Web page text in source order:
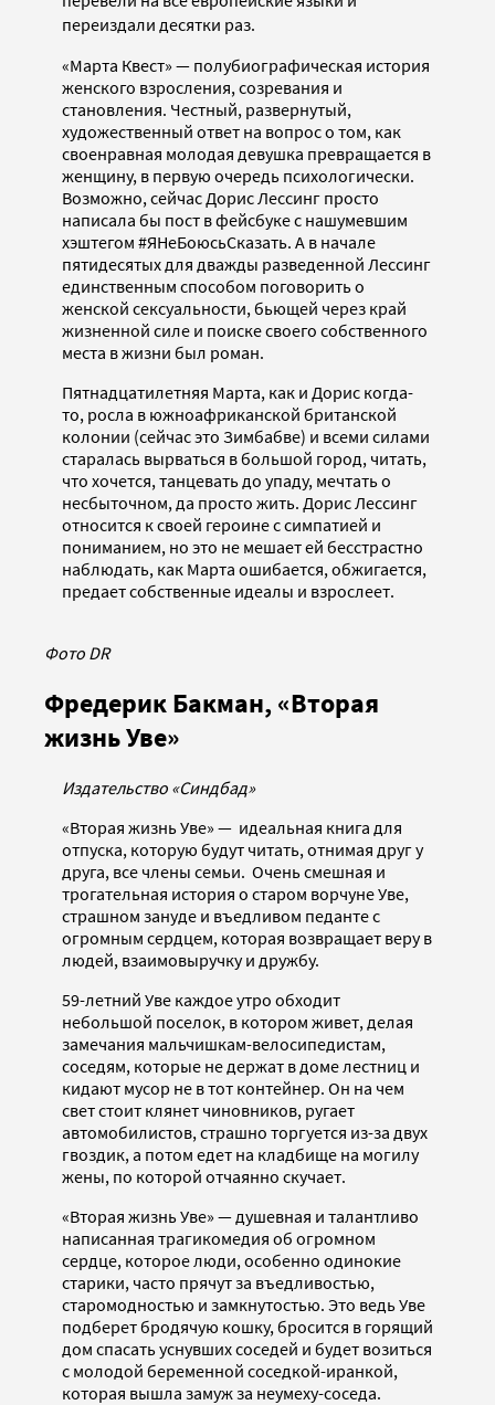
переиздали десятки раз.
«Марта Квест» — полубиографическая история
женского взросления, созревания и
становления. Честный, развернутый,
художественный ответ на вопрос о том, как
своенравная молодая девушка превращается в
женщину, в первую очередь психологически.
Возможно, сейчас Дорис Лессинг просто
написала бы пост в фейсбуке с нашумевшим
хэштегом #ЯНеБоюсьСказать. А в начале
пятидесятых для дважды разведенной Лессинг
единственным способом поговорить о
женской сексуальности, бьющей через край
жизненной силе и поиске своего собственного
места в жизни был роман.
Пятнадцатилетняя Марта, как и Дорис когда-
то, росла в южноафриканской британской
колонии (сейчас это Зимбабве) и всеми силами
старалась вырваться в большой город, читать,
что хочется, танцевать до упаду, мечтать о
несбыточном, да просто жить. Дорис Лессинг
относится к своей героине с симпатией и
пониманием, но это не мешает ей бесстрастно
наблюдать, как Марта ошибается, обжигается,
предает собственные идеалы и взрослеет.
Фото DR
Фредерик Бакман, «Вторая
жизнь Уве»
Издательство «Синдбад»
«Вторая жизнь Уве» — идеальная книга для
отпуска, которую будут читать, отнимая друг у
друга, все члены семьи. Очень смешная и
трогательная история о старом ворчуне Уве,
страшном зануде и въедливом педанте с
огромным сердцем, которая возвращает веру в
людей, взаимовыручку и дружбу.
59-летний Уве каждое утро обходит
небольшой поселок, в котором живет, делая
замечания мальчишкам-велосипедистам,
соседям, которые не держат в доме лестниц и
кидают мусор не в тот контейнер. Он на чем
свет стоит клянет чиновников, ругает
автомобилистов, страшно торгуется из-за двух
гвоздик, а потом едет на кладбище на могилу
жены, по которой отчаянно скучает.
«Вторая жизнь Уве» — душевная и талантливо
написанная трагикомедия об огромном
сердце, которое люди, особенно одинокие
старики, часто прячут за въедливостью,
старомодностью и замкнутостью. Это ведь Уве
подберет бродячую кошку, бросится в горящий
дом спасать уснувших соседей и будет возиться
с молодой беременной соседкой-иранкой,
которая вышла замуж за неумеху-соседа.